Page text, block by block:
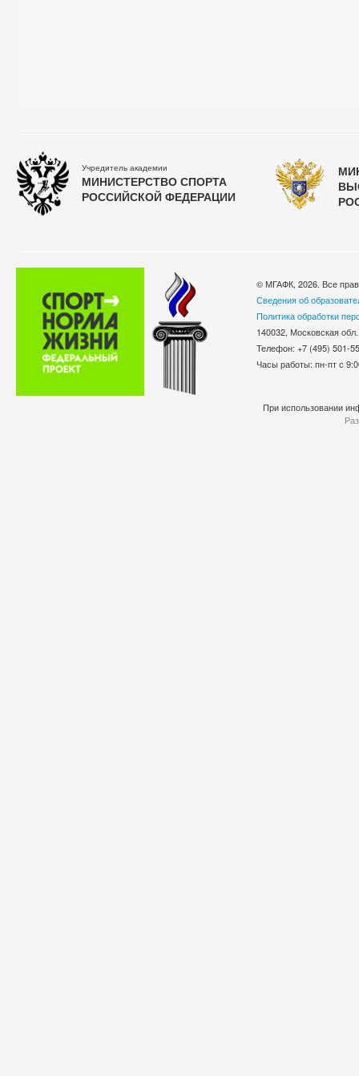
Учредитель академии
МИНИСТЕРСТВО СПОРТА
РОССИЙСКОЙ ФЕДЕРАЦИИ
© МГАФК, 2026. Все
Сведения об
Политика обработки
140032, Московская
Телефон: +7 (495)
Часы работы: пн-пт с
При использовании